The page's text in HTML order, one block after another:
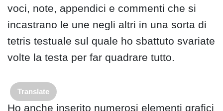
voci, note, appendici e commenti che si
incastrano le une negli altri in una sorta di
tetris testuale sul quale ho sbattuto svariate
volte la testa per far quadrare tutto.
Ho anche inserito numerosi elementi grafici
Translate